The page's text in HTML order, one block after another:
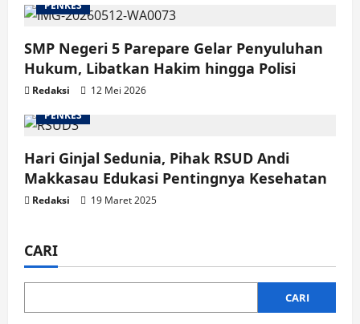
PENKES
SMP Negeri 5 Parepare Gelar Penyuluhan
Hukum, Libatkan Hakim hingga Polisi
Redaksi
12 Mei 2026
PENKES
Hari Ginjal Sedunia, Pihak RSUD Andi
Makkasau Edukasi Pentingnya Kesehatan
Redaksi 19 Maret 2025
CARI
CARI